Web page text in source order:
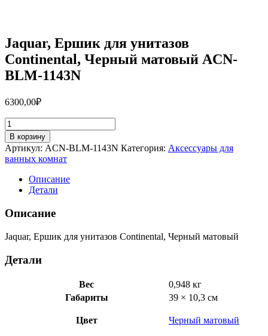
Jaquar, Ершик для унитазов
Continental, Черный матовый ACN-
BLM-1143N
6300,00₽
Количество
товара
Jaquar,
Ершик
для
унитазов
Continental,
Черный
матовый
ACN-
1143N
В корзину
Артикул: ACN-BLM-1143N Категория: Аксессуары для
ванных комнат
Описание
Детали
Описание
Jaquar, Ершик для унитазов Continental, Черный матовый
Детали
Вес
0,948 кг
Габариты
39 × 10,3 см
Цвет Черный матовый